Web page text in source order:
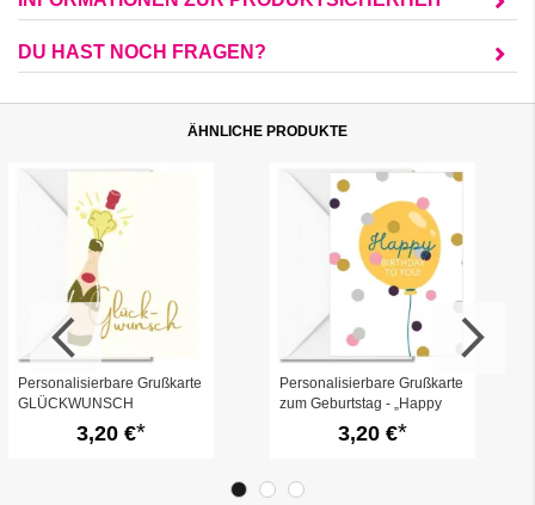
DU HAST NOCH FRAGEN?
ÄHNLICHE PRODUKTE
Personalisierbare Grußkarte
GLÜCKWUNSCH
3,20 €
Personalisierbare Grußkarte
zum Geburtstag - „Happy
Birthday to you!“
3,20 €